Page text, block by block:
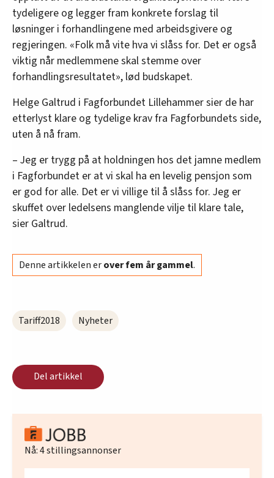
tydeligere og legger fram konkrete forslag til
løsninger i forhandlingene med arbeidsgivere og
regjeringen. «Folk må vite hva vi slåss for. Det er også
viktig når medlemmene skal stemme over
forhandlingsresultatet», lød budskapet.
Helge Galtrud i Fagforbundet Lillehammer sier de har
etterlyst klare og tydelige krav fra Fagforbundets side,
uten å nå fram.
– Jeg er trygg på at holdningen hos det jamne medlem
i Fagforbundet er at vi skal ha en levelig pensjon som
er god for alle. Det er vi villige til å slåss for. Jeg er
skuffet over ledelsens manglende vilje til klare tale,
sier Galtrud.
Denne artikkelen erover fem år gammel.
Tariff2018 Nyheter
Del artikkel
Nå:4stillingsannonser